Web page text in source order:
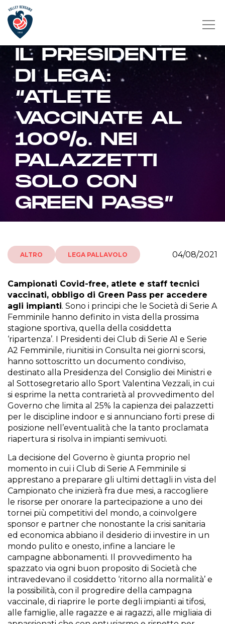
IL PRESIDENTE
DI LEGA:
“ATLETE
VACCINATE AL
100%. NEI
PALAZZETTI
SOLO CON
GREEN PASS”
ALTRO LEGA PALLAVOLO 04/08/2021
Campionati Covid-free, atlete e staff tecnici
vaccinati, obbligo di Green Pass per accedere
agli impianti. Sono i principi che le Società di Serie A
Femminile hanno definito in vista della prossima
stagione sportiva, quella della cosiddetta
‘ripartenza’. I Presidenti dei Club di Serie A1 e Serie
A2 Femminile, riunitisi in Consulta nei giorni scorsi,
hanno sottoscritto un documento condiviso,
destinato alla Presidenza del Consiglio dei Ministri e
al Sottosegretario allo Sport Valentina Vezzali, in cui
si esprime la netta contrarietà al provvedimento del
Governo che limita al 25% la capienza dei palazzetti
per le discipline indoor e si annunciano forti prese di
posizione nell’eventualità che la tanto proclamata
riapertura si risolva in impianti semivuoti.
La decisione del Governo è giunta proprio nel
momento in cui i Club di Serie A Femminile si
apprestano a preparare gli ultimi dettagli in vista del
Campionato che inizierà fra due mesi, a raccogliere
le risorse per onorare la partecipazione a uno dei
tornei più competitivi del mondo, a coinvolgere
sponsor e partner che nonostante la crisi sanitaria
ed economica abbiano il desiderio di investire in un
mondo pulito e onesto, infine a lanciare le
campagne abbonamenti. Il provvedimento ha
spazzato via ogni buon proposito di Società che
intravedevano il cosiddetto ‘ritorno alla normalità’ e
la possibilità, con il progredire della campagna
vaccinale, di riaprire le porte degli impianti ai tifosi,
alle famiglie, alle ragazze e ai ragazzi, alle migliaia di